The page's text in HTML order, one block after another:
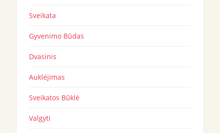
Sveikata
Gyvenimo Būdas
Dvasinis
Auklėjimas
Sveikatos Būklė
Valgyti